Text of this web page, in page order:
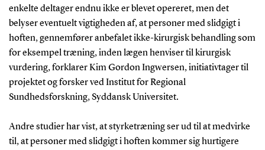
enkelte deltager endnu ikke er blevet opereret, men det
belyser eventuelt vigtigheden af, at personer med slidgigt i
hoften, gennemfører anbefalet ikke-kirurgisk behandling som
for eksempel træning, inden lægen henviser til kirurgisk
vurdering, forklarer Kim Gordon Ingwersen, initiativtager til
projektet og forsker ved Institut for Regional
Sundhedsforskning, Syddansk Universitet.
Andre studier har vist, at styrketræning ser ud til at medvirke
til, at personer med slidgigt i hoften kommer sig hurtigere